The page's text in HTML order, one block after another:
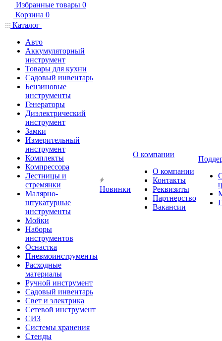
Избранные товары 0
Корзина 0
Каталог
Авто
Аккумуляторный
инструмент
Товары для кухни
Садовый инвентарь
Бензиновые
инструменты
Генераторы
Диэлектрический
инструмент
Замки
Измерительный
инструмент
Комплекты
Компрессора
Лестницы и
стремянки
Малярно-
штукатурные
инструменты
Мойки
Наборы
инструментов
Оснастка
Пневмоинструменты
Расходные
материалы
Ручной инструмент
Садовый инвентарь
Свет и электрика
Сетевой инструмент
СИЗ
Системы хранения
Стенды
Новинки
О компании
О компании
Контакты
Реквизиты
Партнерство
Вакансии